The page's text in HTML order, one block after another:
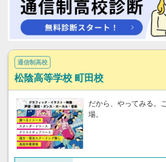
通信制高校
松陰高等学校 町田校
だから、やってみる。
場。